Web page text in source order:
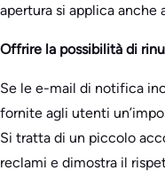
apertura si applica anche
Offrire la possibilità di
Se le e-mail di notifica
fornite agli utenti
Si tratta di un piccolo
reclami e dimostra il